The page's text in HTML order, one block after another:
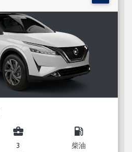
business_center
3
local_gas_station
柴油